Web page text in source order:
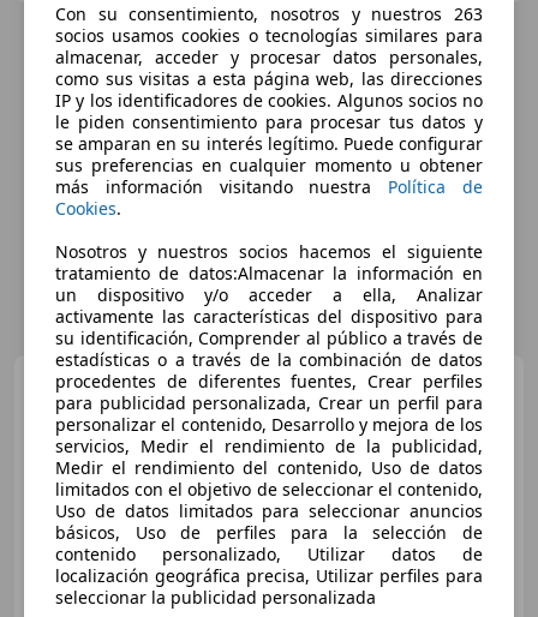
BMW 320 Cd
€ 7.200
Con su consentimiento, nosotros y nuestros 263
socios usamos cookies o tecnologías similares para
almacenar, acceder y procesar datos personales,
como sus visitas a esta página web, las direcciones
IP y los identificadores de cookies. Algunos socios no
le piden consentimiento para procesar tus datos y
se amparan en su interés legítimo. Puede configurar
sus preferencias en cualquier momento u obtener
más información visitando nuestra Política de
Cookies.
Nosotros y nuestros socios hacemos el siguiente
tratamiento de datos:Almacenar la información en
un dispositivo y/o acceder a ella, Analizar
activamente las características del dispositivo para
su identificación, Comprender al público a través de
estadísticas o a través de la combinación de datos
procedentes de diferentes fuentes, Crear perfiles
para publicidad personalizada, Crear un perfil para
personalizar el contenido, Desarrollo y mejora de los
servicios, Medir el rendimiento de la publicidad,
Medir el rendimiento del contenido, Uso de datos
limitados con el objetivo de seleccionar el contenido,
Uso de datos limitados para seleccionar anuncios
básicos, Uso de perfiles para la selección de
contenido personalizado, Utilizar datos de
localización geográfica precisa, Utilizar perfiles para
seleccionar la publicidad personalizada